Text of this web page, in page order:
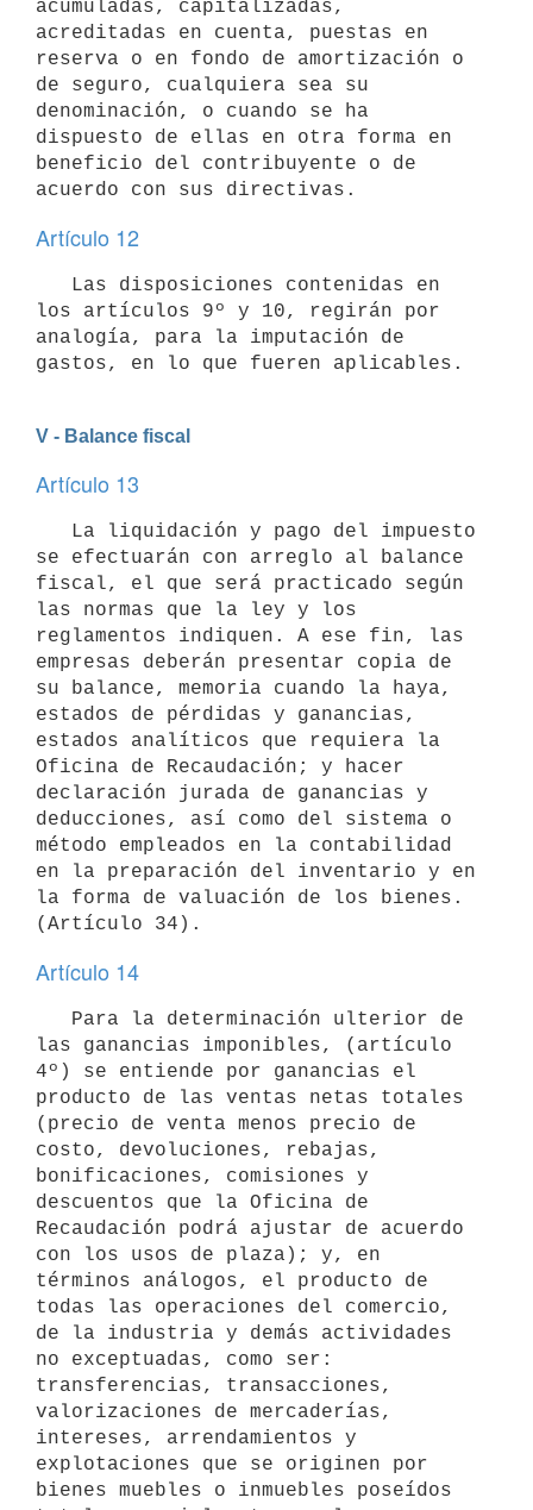
acumuladas, capitalizadas,
acreditadas en cuenta, puestas en
reserva o en fondo de amortización o
de seguro, cualquiera sea su
denominación, o cuando se ha
dispuesto de ellas en otra forma en
beneficio del contribuyente o de
Artículo 12
los artículos 9º y 10, regirán por
analogía, para la imputación de
V - Balance fiscal
Artículo 13
se efectuarán con arreglo al balance
fiscal, el que será practicado según
las normas que la ley y los
reglamentos indiquen. A ese fin, las
empresas deberán presentar copia de
su balance, memoria cuando la haya,
estados de pérdidas y ganancias,
estados analíticos que requiera la
Oficina de Recaudación; y hacer
declaración jurada de ganancias y
deducciones, así como del sistema o
método empleados en la contabilidad
en la preparación del inventario y en
la forma de valuación de los bienes.
Artículo 14
las ganancias imponibles, (artículo
4º) se entiende por ganancias el
producto de las ventas netas totales
(precio de venta menos precio de
costo, devoluciones, rebajas,
bonificaciones, comisiones y
descuentos que la Oficina de
Recaudación podrá ajustar de acuerdo
con los usos de plaza); y, en
términos análogos, el producto de
todas las operaciones del comercio,
de la industria y demás actividades
no exceptuadas, como ser:
transferencias, transacciones,
valorizaciones de mercaderías,
intereses, arrendamientos y
explotaciones que se originen por
bienes muebles o inmuebles poseídos